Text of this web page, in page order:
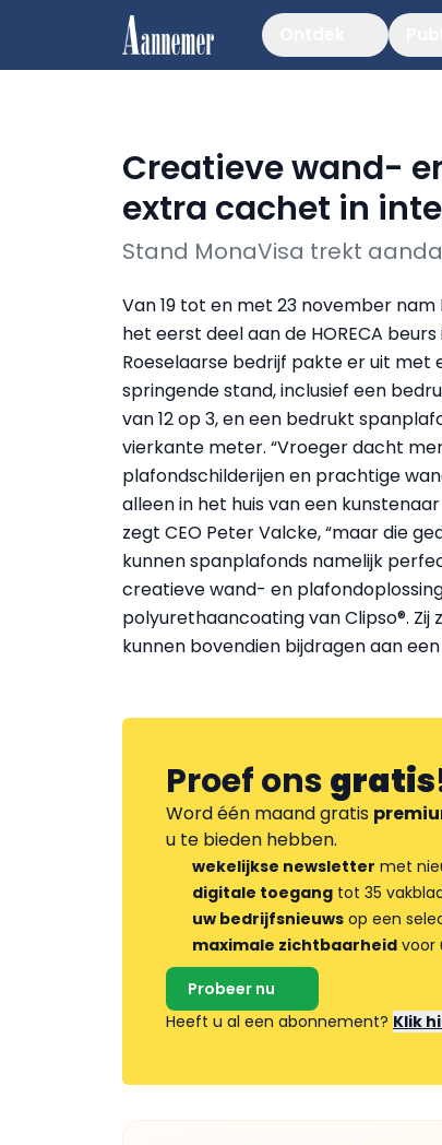
Creatieve wand-
extra cachet in
Stand MonaVisa trekt
Van 19 tot en met 23 november nam
het eerst deel aan de HORECA
Roeselaarse bedrijf pakte er uit met
springende stand, inclusief een
van 12 op 3, en een bedrukt
vierkante meter. “Vroeger dacht
plafondschilderijen en prachtige
alleen in het huis van een
zegt CEO Peter Valcke, “maar die
kunnen spanplafonds namelijk
creatieve wand- en
polyurethaancoating van Clipso®.
kunnen bovendien bijdragen aan
Proef onsgratis
Word één maand gratis
u te bieden hebben.
wekelijkse newsletter met
digitale toegang tot 35
uw bedrijfsnieuws op een
maximale zichtbaarheid voor
Probeer nu
Heeft u al een abonnement? Klik